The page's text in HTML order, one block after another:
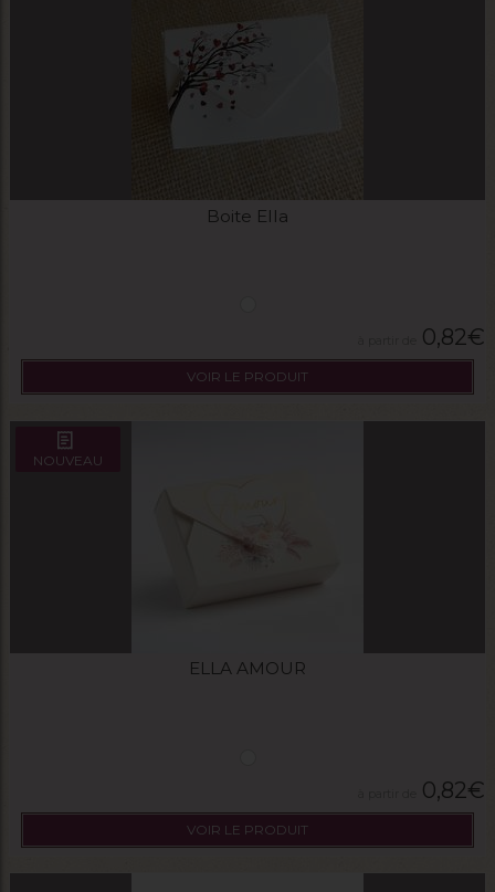
Boite Ella
0,82€
VOIR LE PRODUIT
NOUVEAU
ELLA AMOUR
0,82€
VOIR LE PRODUIT